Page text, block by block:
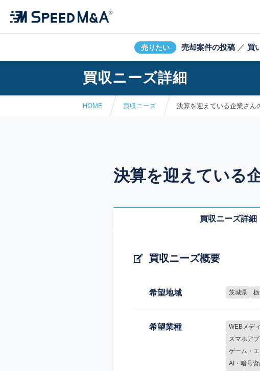
売りたい 売却案件の投稿 ／ 買
買収ニーズ詳細
HOME 買収ニーズ 決算を迎えている企業さん
決算を迎えている
買収ニーズ詳細
買収ニーズ概要
希望地域 茨城県
希望業種 WEBメデ
スマホアプ
ゲーム・
AI・暗号